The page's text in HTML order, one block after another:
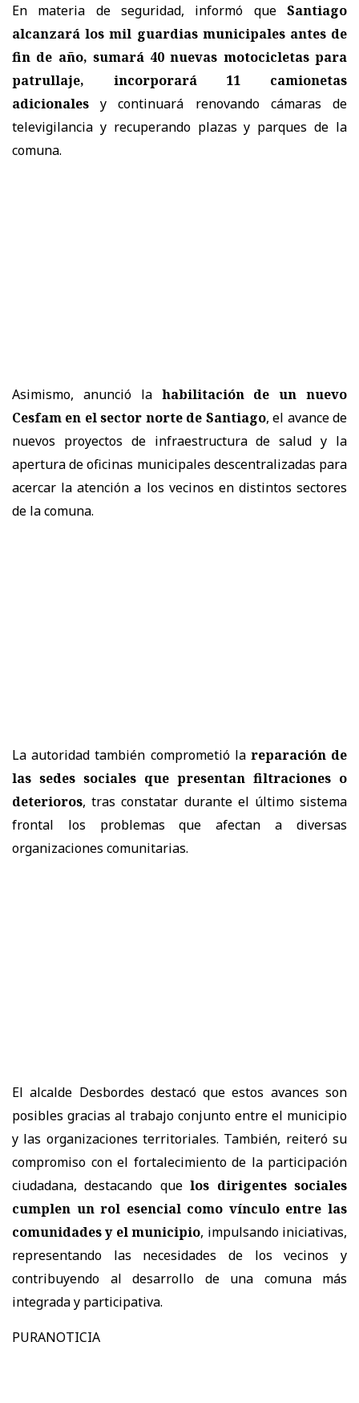
En materia de seguridad, informó que Santiago
alcanzará los mil guardias municipales antes de
fin de año, sumará 40 nuevas motocicletas para
patrullaje, incorporará 11 camionetas
adicionales y continuará renovando cámaras de
televigilancia y recuperando plazas y parques de la
comuna.
Asimismo, anunció la habilitación de un nuevo
Cesfam en el sector norte de Santiago, el avance de
nuevos proyectos de infraestructura de salud y la
apertura de oficinas municipales descentralizadas para
acercar la atención a los vecinos en distintos sectores
de la comuna.
La autoridad también comprometió la reparación de
las sedes sociales que presentan filtraciones o
deterioros, tras constatar durante el último sistema
frontal los problemas que afectan a diversas
organizaciones comunitarias.
El alcalde Desbordes destacó que estos avances son
posibles gracias al trabajo conjunto entre el municipio
y las organizaciones territoriales. También, reiteró su
compromiso con el fortalecimiento de la participación
ciudadana, destacando quelos dirigentes sociales
cumplen un rol esencial como vínculo entre las
comunidades y el municipio, impulsando iniciativas,
representando las necesidades de los vecinos y
contribuyendo al desarrollo de una comuna más
integrada y participativa.
PURANOTICIA